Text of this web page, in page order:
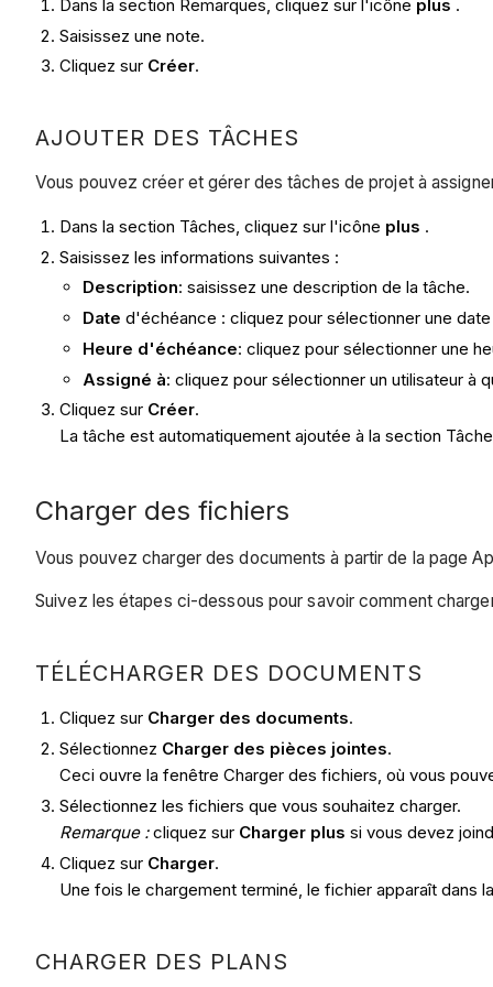
Dans la section Remarques, cliquez sur l'icône plus .
Saisissez une note.
Cliquez sur Créer.
AJOUTER DES TÂCHES
Vous pouvez créer et gérer des tâches de projet à
Dans la section Tâches, cliquez sur l'icône plus .
Saisissez les informations suivantes :
Description: saisissez une description de la tâche.
Date d'échéance : cliquez pour sélectionner une
Heure d'échéance: cliquez pour sélectionner une
Assigné à: cliquez pour sélectionner un utilisateur à
Cliquez sur Créer.
La tâche est automatiquement ajoutée à la section
Charger des fichiers
Vous pouvez charger des documents à partir de la page
Suivez les étapes ci-dessous pour savoir comment
TÉLÉCHARGER DES DOCUMENTS
Cliquez sur Charger des documents.
Sélectionnez Charger des pièces jointes.
Ceci ouvre la fenêtre Charger des fichiers, où vous
Sélectionnez les fichiers que vous souhaitez charger.
Remarque :cliquez sur Charger plus si vous devez
Cliquez sur Charger.
Une fois le chargement terminé, le fichier apparaît dans
CHARGER DES PLANS